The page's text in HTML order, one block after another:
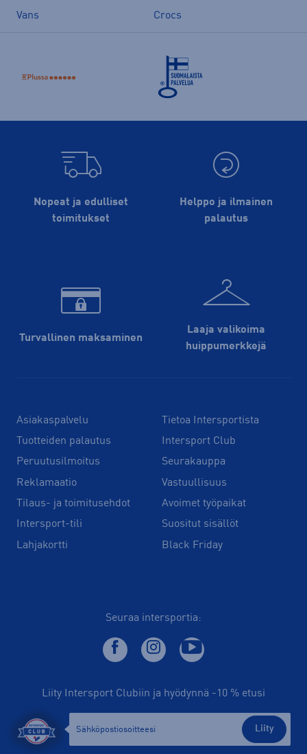
Vans
Crocs
Nopeat ja edulliset
toimitukset
Helppo ja ilmainen
palautus
Turvallinen maksaminen
Laaja valikoima
huippu­merkkejä
Asiakaspalvelu
Tuotteiden palautus
Peruutusilmoitus
Reklamaatio
Tilaus- ja toimitusehdot
Intersport-tili
Lahjakortti
Tietoa Intersportista
Intersport Club
Seurakauppa
Vastuullisuus
Avoimet työpaikat
Suositut sisällöt
Black Friday
Seuraa intersportia:
Liity Intersport Clubiin ja hyödynnä -10 % etusi
Liity